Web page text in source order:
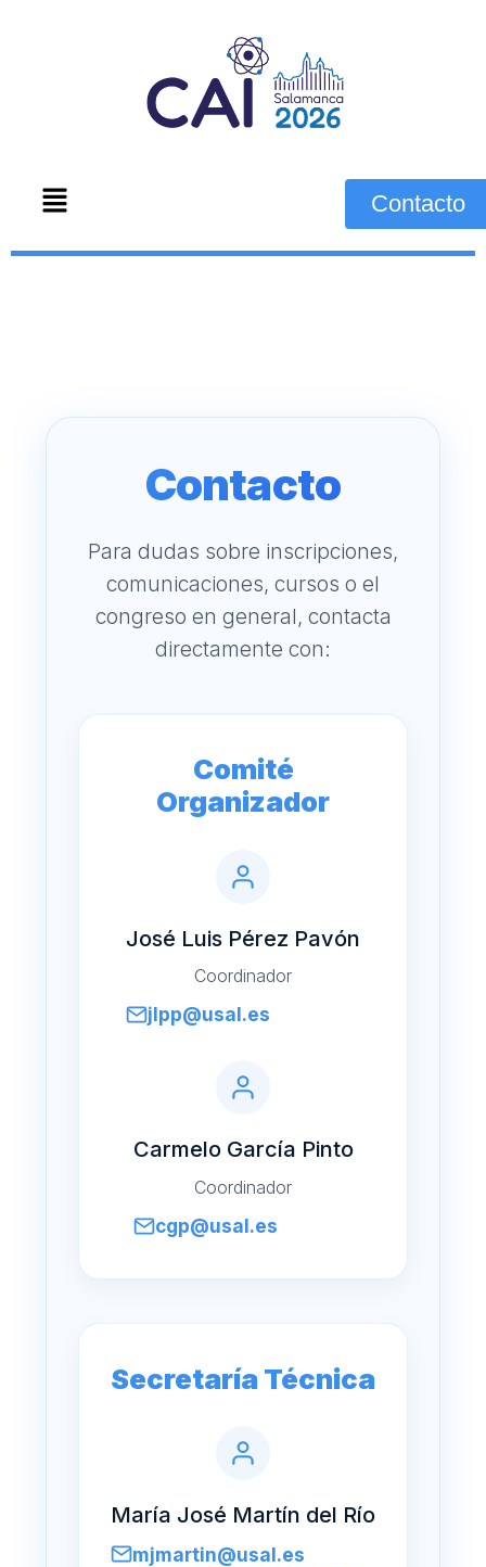
Contacto
Contacto
Para dudas sobre inscripciones,
comunicaciones, cursos o el
congreso en general, contacta
directamente con:
Comité
Organizador
José Luis Pérez Pavón
Coordinador
jlpp@usal.es
Carmelo García Pinto
Coordinador
cgp@usal.es
Secretaría Técnica
María José Martín del Río
mjmartin@usal.es